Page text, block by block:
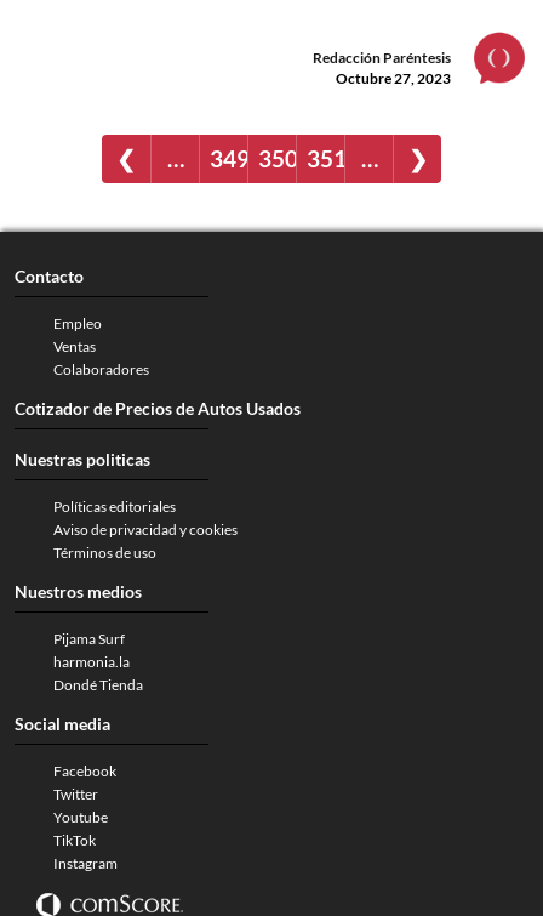
Redacción Paréntesis
Octubre 27, 2023
❮ … 349 350 351 … ❯
Contacto
Empleo
Ventas
Colaboradores
Cotizador de Precios de Autos Usados
Nuestras politicas
Políticas editoriales
Aviso de privacidad y cookies
Términos de uso
Nuestros medios
Pijama Surf
harmonia.la
Dondé Tienda
Social media
Facebook
Twitter
Youtube
TikTok
Instagram